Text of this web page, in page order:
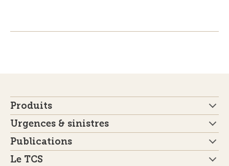
Produits
Urgences & sinistres
Publications
Le TCS